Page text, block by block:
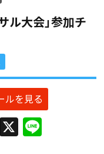
ル大会」参加チ
ルを見る
Facebook
X